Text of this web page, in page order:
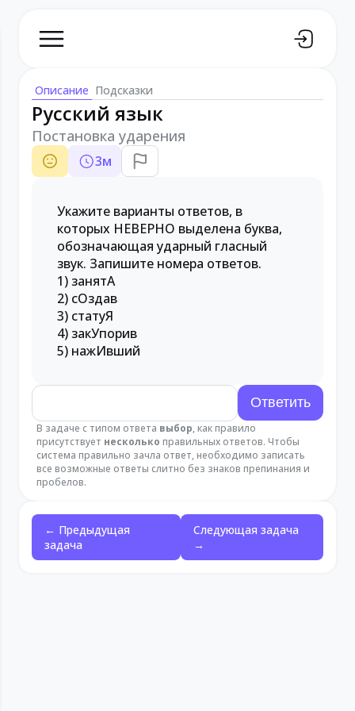
Описание Подсказки
Русский язык
Постановка ударения
3м
Укажите варианты ответов, в
которых НЕВЕРНО выделена буква,
обозначающая ударный гласный
звук. Запишите номера ответов.
1) занятА
2) сОздав
3) статуЯ
4) закУпорив
5) нажИвший
В задаче с типом ответа выбор, как правило
присутствует несколько правильных ответов. Чтобы
система правильно зачла ответ, необходимо записать
все возможные ответы слитно без знаков препинания и
пробелов.
← Предыдущая
задача
Следующая задача
→